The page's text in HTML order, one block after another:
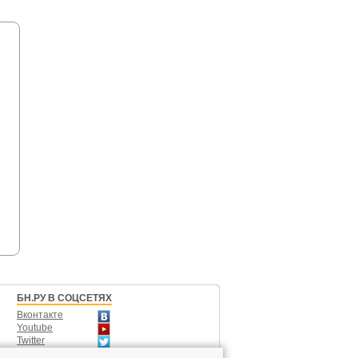
БН.РУ В СОЦСЕТЯХ
Вконтакте
Youtube
Twitter